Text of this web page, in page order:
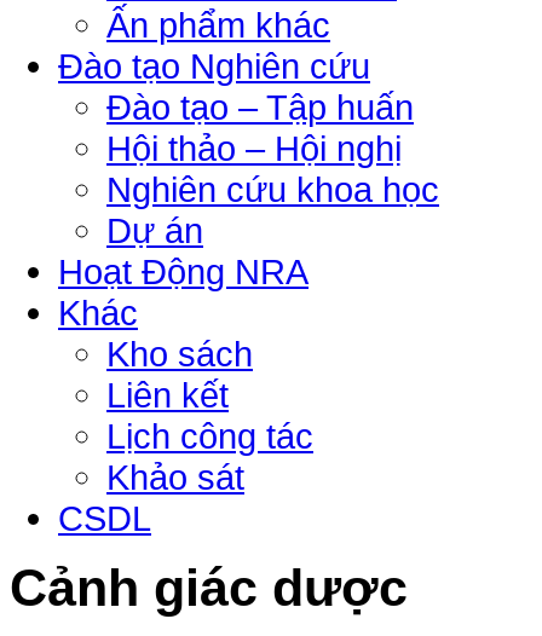
Ấn phẩm khác
Đào tạo Nghiên cứu
Đào tạo – Tập huấn
Hội thảo – Hội nghị
Nghiên cứu khoa học
Dự án
Hoạt Động NRA
Khác
Kho sách
Liên kết
Lịch công tác
Khảo sát
CSDL
Cảnh giác dược